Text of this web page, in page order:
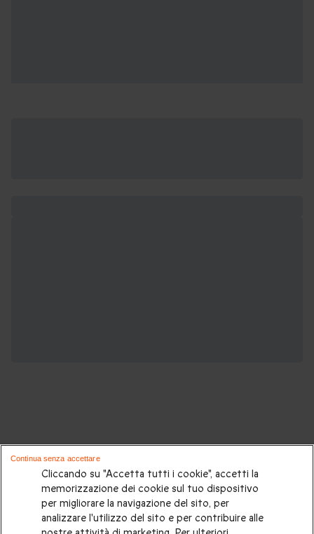
Potrebbero piacerti anche questi cofanetti
regalo:
Cosa regalare?|Idee regalo originali|Perchè regalare una
Cliccando su "Accetta tutti i cookie", accetti la
memorizzazione dei cookie sul tuo dispositivo
per migliorare la navigazione del sito, per
analizzare l'utilizzo del sito e per contribuire alle
Continua senza accettare